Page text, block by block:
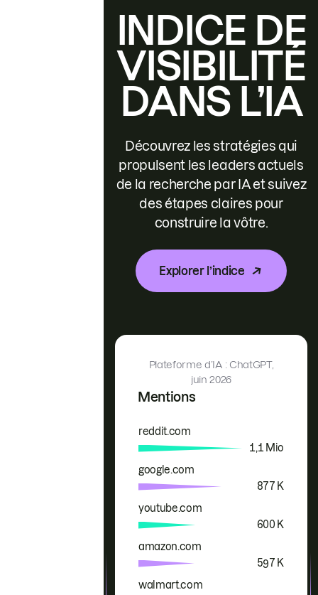
INDICE DE
VISIBILITÉ
DANS L’IA
Découvrez les stratégies qui
propulsent les leaders actuels
de la recherche par IA et suivez
des étapes claires pour
construire la vôtre.
Explorer l’indice
Mentions
Plateforme d’IA : ChatGPT,
juin 2026
Marque Mentions
reddit.com
1,1 Mio
google.com
877 K
youtube.com
600 K
amazon.com
597 K
walmart.com